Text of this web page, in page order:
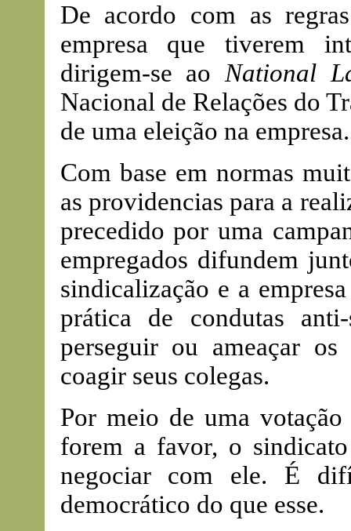
De acordo com as
empresa que tiverem
dirigem-se ao National
Nacional de Relações do
de uma eleição na empresa.
Com base em normas
as providencias para a
precedido por uma
empregados difundem
sindicalização e a
prática de condutas
perseguir ou ameaçar
coagir seus colegas.
Por meio de uma votação
forem a favor, o
negociar com ele. É
democrático do que esse.